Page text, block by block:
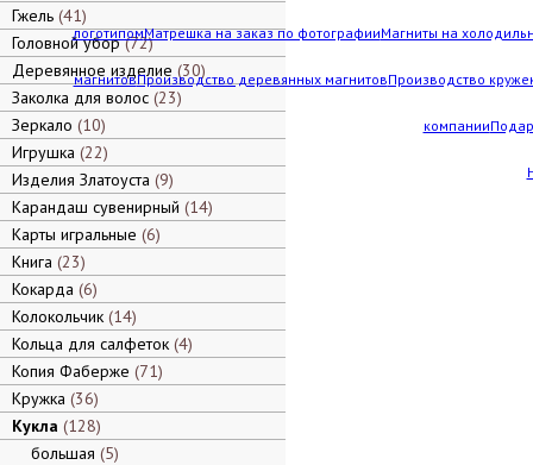
логотипомМатрешка на заказ по фотографииМагниты на
магнитовПроизводство деревянных магнитовПроизводство
компании
Гжель 41
Головной убор 72
Деревянное изделие 30
Заколка для волос 23
Зеркало 10
Игрушка 22
Изделия Златоуста 9
Карандаш сувенирный 14
Карты игральные 6
Книга 23
Кокарда 6
Колокольчик 14
Кольца для салфеток 4
Копия Фаберже 71
Кружка 36
Кукла 128
большая 5